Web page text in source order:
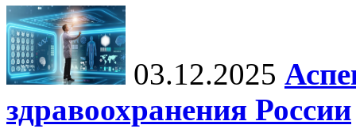
03.12.2025
здравоохранения России